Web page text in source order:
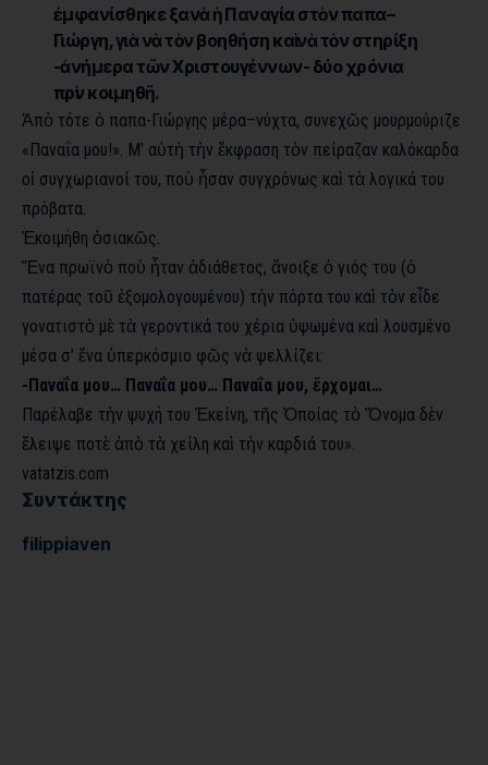
ἐμφανίσθηκε ξανὰ ἡ Παν­αγία στὸν παπα–
Γιώργη, γιὰ νὰ τὸν βοηθήση καὶ νὰ τὸν στηρίξη
-ἀνήμερα τῶν Χριστουγέννων- δύο χρόνια
πρὶν κοιμηθῆ.
Ἀπὸ τότε ὁ παπα-Γιώργης μέρα–νύχτα, συνεχῶς μουρμούριζε
«Παναΐα μου!». Μ’ αὐτὴ τὴν ἔκφραση τὸν πείραζαν καλόκαρδα
οἱ συγχωριανοί του, ποὺ ἦσαν συγχρόνως καὶ τὰ λογικά του
πρόβατα.
Ἐκοιμήθη ὁσιακῶς.
Ἕνα πρωϊνὸ ποὺ ἦταν ἀδιάθετος, ἄνοιξε ὁ γιός του (ὁ
πατέρας τοῦ ἐξομολογουμένου) τὴν πόρτα του καὶ τὸν εἶδε
γονατιστὸ μὲ τὰ γεροντικά του χέρια ὑψωμένα καὶ λουσμένο
μέσα σ’ ἕνα ὑπερκόσμιο φῶς νὰ ψελλίζει:
-Παναΐα μου… Παναΐα μου… Παναΐα μου, ἔρχομαι…
Παρέλαβε τὴν ψυχή του Ἐκείνη, τῆς Ὁποίας τὸ Ὄνομα δὲν
ἔλειψε ποτὲ ἀπὸ τὰ χείλη καὶ τὴν καρδιά του».
vatatzis.com
Συντάκτης
filippiaven